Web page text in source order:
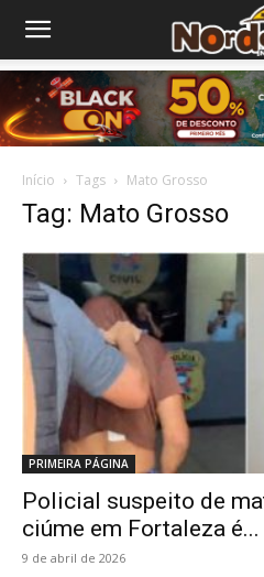
Início Tags Mato Grosso
Tag: Mato Grosso
PRIMEIRA PÁGINA
Policial suspeito de
ciúme em Fortaleza é...
9 de abril de 2026